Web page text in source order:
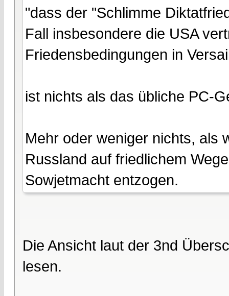
"dass der "Schlimme
Fall insbesondere die USA
Friedensbedingungen in
ist nichts als das übliche PC-
Mehr oder weniger nichts, als
Russland auf friedlichem
Sowjetmacht entzogen.
Die Ansicht laut der 3nd
lesen.